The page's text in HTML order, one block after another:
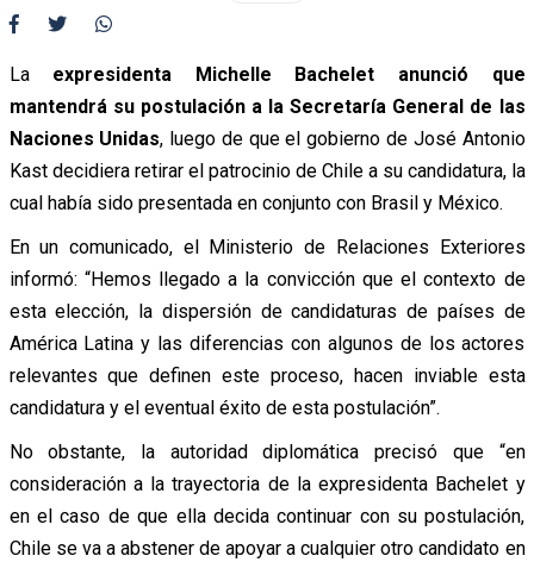
La expresidenta Michelle Bachelet anunció que
mantendrá su postulación a la Secretaría General de las
Naciones Unidas, luego de que el gobierno de José Antonio
Kast decidiera retirar el patrocinio de Chile a su candidatura, la
cual había sido presentada en conjunto con Brasil y México.
En un comunicado, el Ministerio de Relaciones Exteriores
informó: “Hemos llegado a la convicción que el contexto de
esta elección, la dispersión de candidaturas de países de
América Latina y las diferencias con algunos de los actores
relevantes que definen este proceso, hacen inviable esta
candidatura y el eventual éxito de esta postulación”.
No obstante, la autoridad diplomática precisó que “en
consideración a la trayectoria de la expresidenta Bachelet y
en el caso de que ella decida continuar con su postulación,
Chile se va a abstener de apoyar a cualquier otro candidato en